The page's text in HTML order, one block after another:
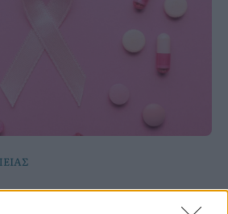
του